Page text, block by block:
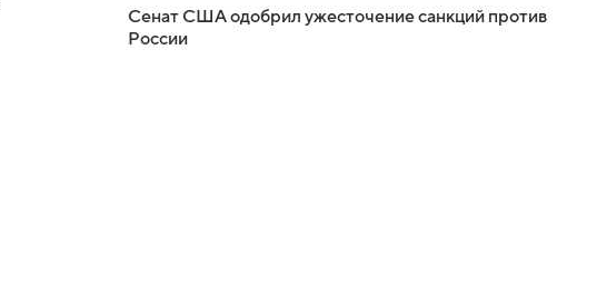
Сенат США одобрил ужесточение санкций против
России